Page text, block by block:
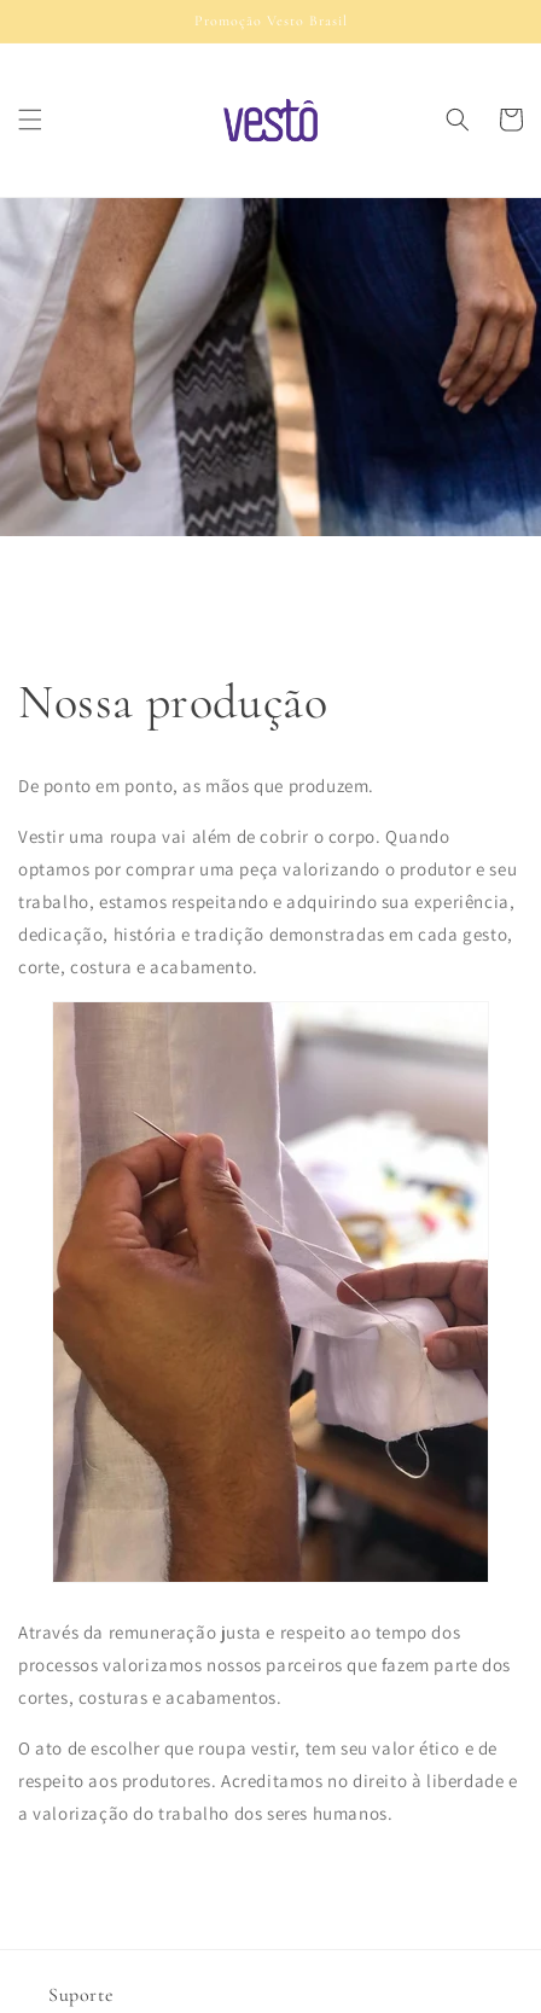
conteúdo
Promoção Vesto Brasil
Nossa produção
De ponto em ponto, as mãos que produzem.
Vestir uma roupa vai além de cobrir o corpo. Quando
optamos por comprar uma peça valorizando o produtor e seu
trabalho, estamos respeitando e adquirindo sua experiência,
dedicação, história e tradição demonstradas em cada gesto,
corte, costura e acabamento.
Através da remuneração justa e respeito ao tempo dos
processos valorizamos nossos parceiros que fazem parte dos
cortes, costuras e acabamentos.
O ato de escolher que roupa vestir, tem seu valor ético e de
respeito aos produtores. Acreditamos no direito à liberdade e
a valorização do trabalho dos seres humanos.
Suporte